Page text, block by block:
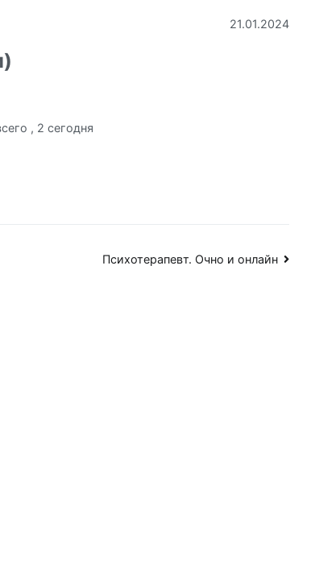
21.01.2024
, 2 сегодня
Психотерапевт. Очно и онлайн